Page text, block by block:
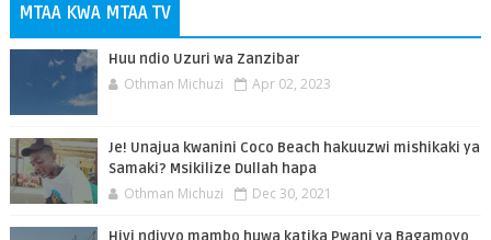
MTAA KWA MTAA TV
Huu ndio Uzuri wa Zanzibar
Othman Michuzi Apr 02, 2023
Je! Unajua kwanini Coco Beach hakuuzwi mishikaki ya
Samaki? Msikilize Dullah hapa
Othman Michuzi Dec 30, 2021
Hivi ndivyo mambo huwa katika Pwani ya Bagamoyo